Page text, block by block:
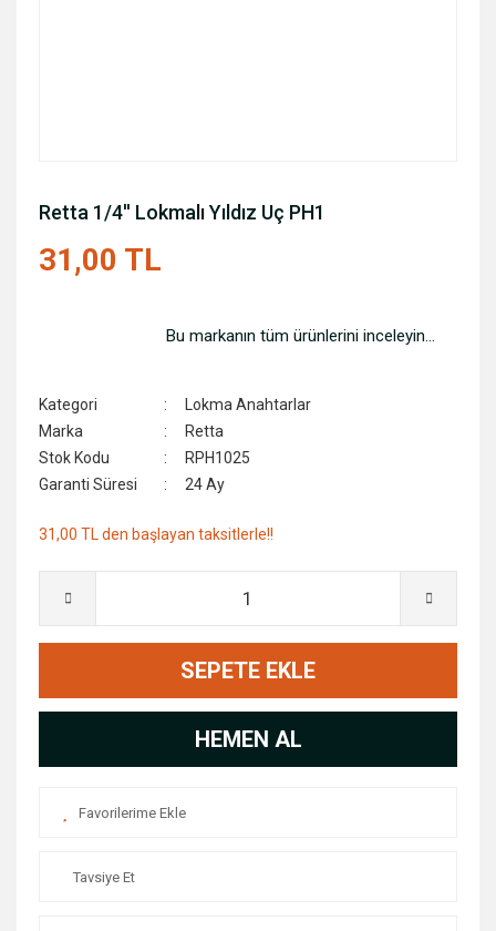
Retta 1/4'' Lokmalı Yıldız Uç PH1
31,00 TL
Bu markanın tüm ürünlerini inceleyin...
Kategori
Lokma Anahtarlar
Marka
Retta
Stok Kodu
RPH1025
Garanti Süresi
24 Ay
31,00 TL den başlayan taksitlerle!!
SEPETE EKLE
HEMEN AL
Tavsiye Et